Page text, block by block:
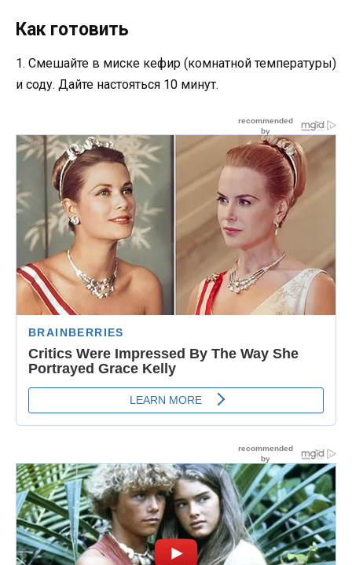
Как готовить
1. Смешайте в миске кефир (комнатной температуры)
и соду. Дайте настояться 10 минут.